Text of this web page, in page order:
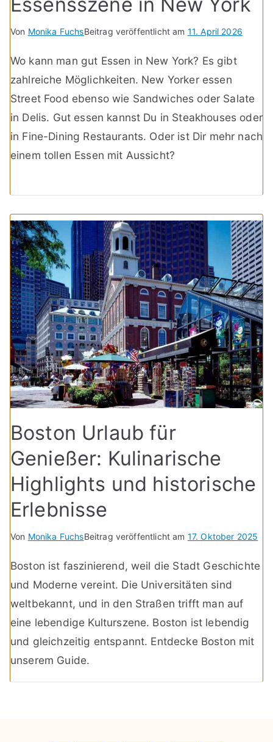
Von Monika FuchsBeitrag veröffentlicht am 11. April 2026
Wo kann man gut Essen in New York? Es gibt
zahlreiche Möglichkeiten. New Yorker essen
Street Food ebenso wie Sandwiches oder Salate
in Delis. Gut essen kannst Du in Steakhouses oder
in Fine-Dining Restaurants. Oder ist Dir mehr nach
einem tollen Essen mit Aussicht?
Boston Urlaub für
Genießer: Kulinarische
Highlights und historische
Erlebnisse
Von Monika FuchsBeitrag veröffentlicht am 17. Oktober 2025
Boston ist faszinierend, weil die Stadt Geschichte
und Moderne vereint. Die Universitäten sind
weltbekannt, und in den Straßen trifft man auf
eine lebendige Kulturszene. Boston ist lebendig
und gleichzeitig entspannt. Entdecke Boston mit
unserem Guide.